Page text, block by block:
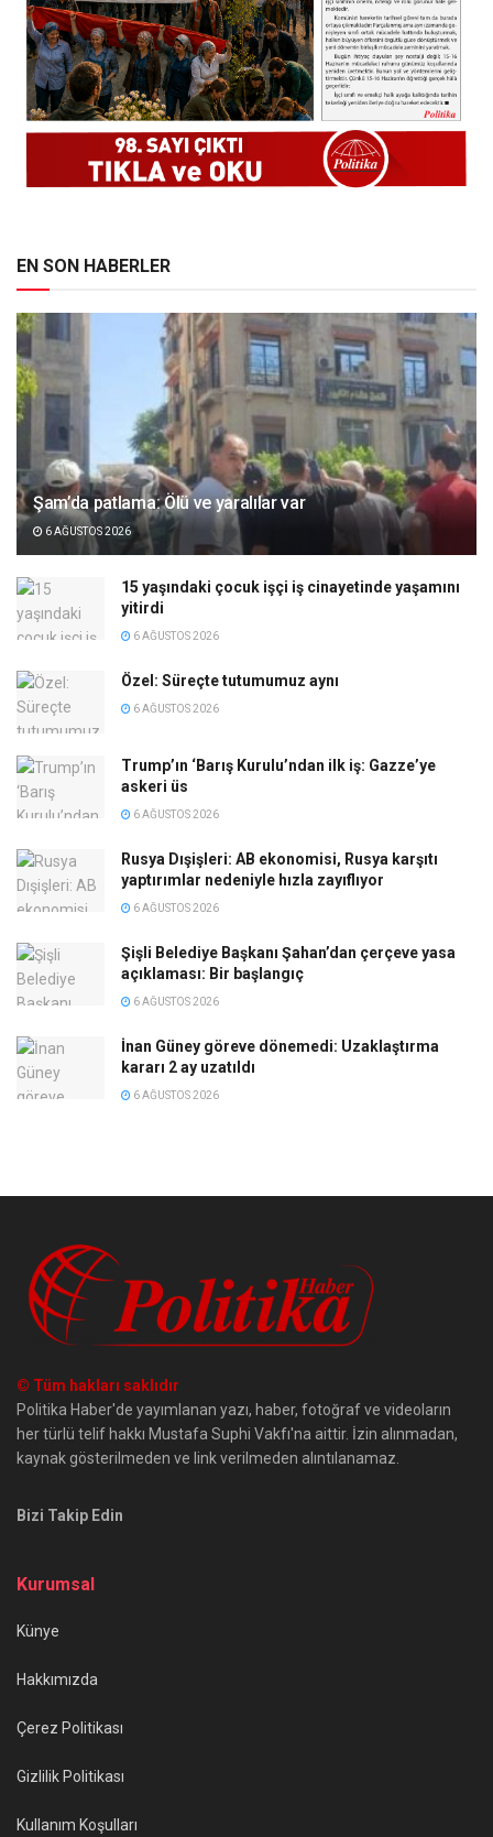
EN SON HABERLER
Şam’da patlama: Ölü ve yaralılar var
6 AĞUSTOS 2026
15 yaşındaki çocuk işçi iş cinayetinde yaşamını
yitirdi
6 AĞUSTOS 2026
Özel: Süreçte tutumumuz aynı
6 AĞUSTOS 2026
Trump’ın ‘Barış Kurulu’ndan ilk iş: Gazze’ye
askeri üs
6 AĞUSTOS 2026
Rusya Dışişleri: AB ekonomisi, Rusya karşıtı
yaptırımlar nedeniyle hızla zayıflıyor
6 AĞUSTOS 2026
Şişli Belediye Başkanı Şahan’dan çerçeve yasa
açıklaması: Bir başlangıç
6 AĞUSTOS 2026
İnan Güney göreve dönemedi: Uzaklaştırma
kararı 2 ay uzatıldı
6 AĞUSTOS 2026
© Tüm hakları saklıdır
Politika Haber'de yayımlanan yazı, haber, fotoğraf ve videoların
her türlü telif hakkı Mustafa Suphi Vakfı'na aittir. İzin alınmadan,
kaynak gösterilmeden ve link verilmeden alıntılanamaz.
Bizi Takip Edin
Kurumsal
Künye
Hakkımızda
Çerez Politikası
Gizlilik Politikası
Kullanım Koşulları